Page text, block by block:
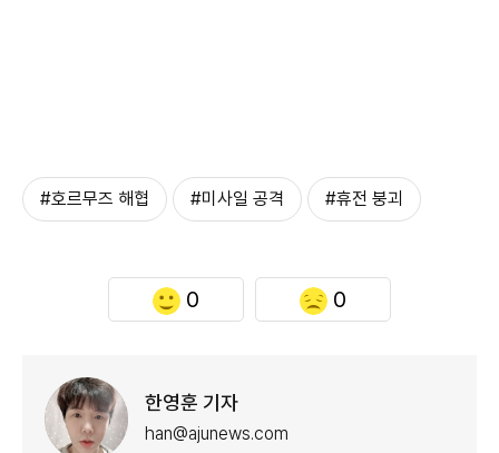
#호르무즈 해협 #미사일 공격 #휴전 붕괴
0 0
한영훈 기자
han@ajunews.com